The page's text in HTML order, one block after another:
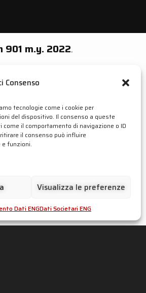
Consenso
tecnologie come i cookie per
del dispositivo. Il consenso a queste
il comportamento di navigazione o ID
il consenso può influire
funzioni.
Visualizza le preferenze
Dati ENGDati Societari ENG
901 m.y. 2022.